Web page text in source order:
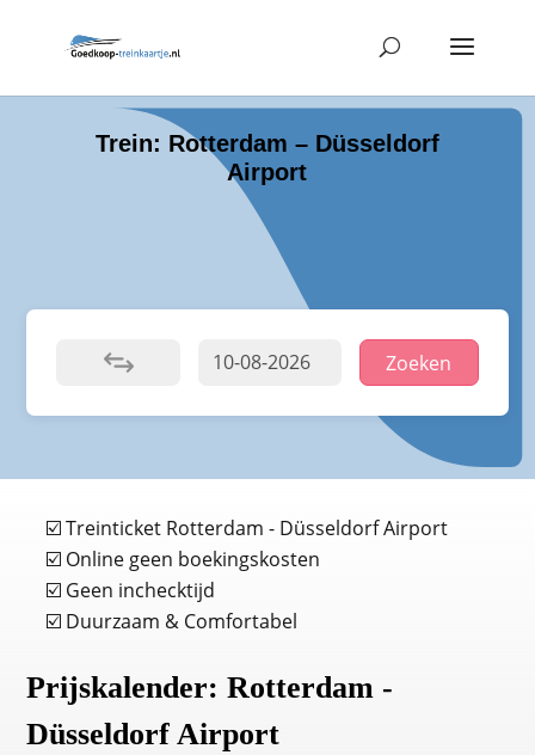
Trein: Rotterdam – Düsseldorf
Airport
Zoeken
☑️ Treinticket Rotterdam - Düsseldorf Airport
☑️ Online geen boekingskosten
☑️ Geen inchecktijd
☑️ Duurzaam & Comfortabel
Prijskalender: Rotterdam -
Düsseldorf Airport